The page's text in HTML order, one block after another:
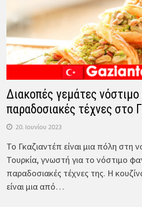
Διακοπές γεμάτες
παραδοσιακές τέχνες στο
20. Ιουνίου 2023
Το Γκαζιαντέπ είναι μια πόλη στη
Τουρκία, γνωστή για το νόστιμο
παραδοσιακές τέχνες της. Η
είναι μια από…